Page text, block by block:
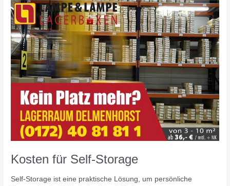
Kosten für Self-Storage
Self-Storage ist eine praktische Lösung, um persönliche
Kosten
für
Self-
Storage